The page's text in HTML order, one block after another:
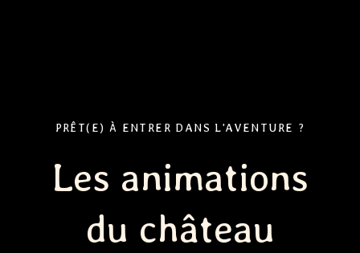
PRÊT(E) À ENTRER DANS L'AVENTURE ?
Les animations
du château